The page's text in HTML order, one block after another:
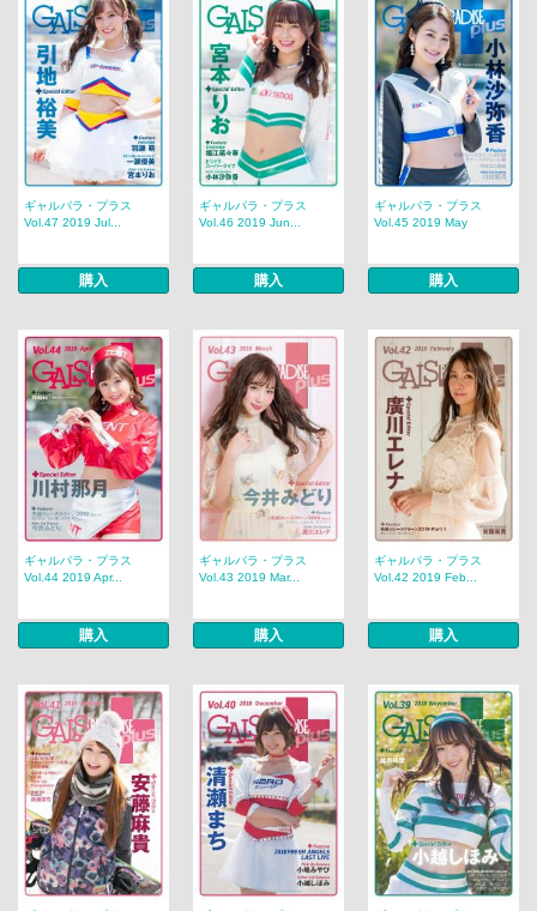
ギャルパラ・プラス
Vol.47 2019 Jul...
購入
ギャルパラ・プラス
Vol.46 2019 Jun...
購入
ギャルパラ・プラス
Vol.45 2019 May
購入
ギャルパラ・プラス
Vol.44 2019 Apr...
購入
ギャルパラ・プラス
Vol.43 2019 Mar...
購入
ギャルパラ・プラス
Vol.42 2019 Feb...
購入